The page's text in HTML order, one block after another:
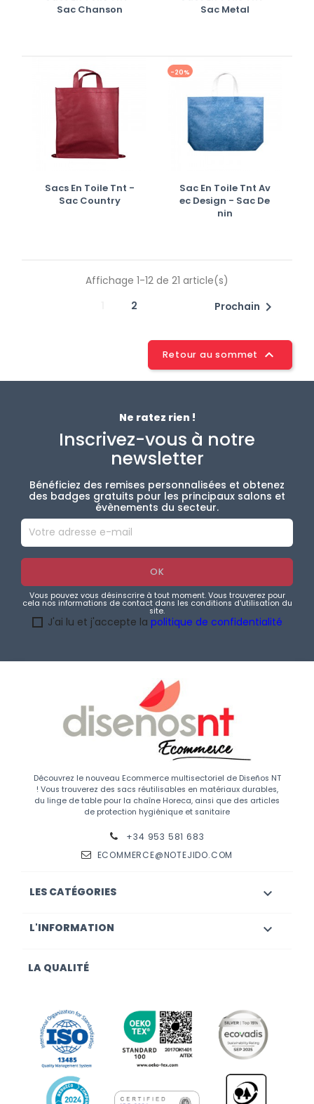
Sac Chanson
Sac Metal
Sacs En Toile Tnt -
Sac Country
Sac En Toile Tnt Av
Ec Design - Sac De
Nin
-20%
Affichage 1-12 de 21 article(s)
2 Prochain 
Retour au sommet 
Ne ratez rien !
Inscrivez-vous à notre
newsletter
Bénéficiez des remises personnalisées et obtenez
des badges gratuits pour les principaux salons et
évènements du secteur.
Vous pouvez vous désinscrire à tout moment. Vous trouverez pour
cela nos informations de contact dans les conditions d'utilisation du
site.
J'ai lu et j'accepte la politique de confidentialité
Découvrez le nouveau Ecommerce multisectoriel de Diseños NT
! Vous trouverez des sacs réutilisables en matériaux durables,
du linge de table pour la chaîne Horeca, ainsi que des articles
de protection hygiénique et sanitaire
+34 953 581 683
ECOMMERCE@NOTEJIDO.COM
LES CATÉGORIES 
L'INFORMATION 
LA QUALITÉ